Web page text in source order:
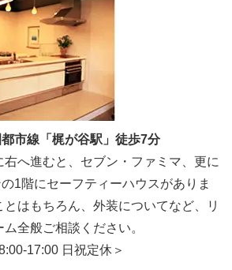
市線「梶が谷駅」徒歩7分
へ進むと、セブン・ファミマ、更に
1階にセーフティーハウスがありま
はもちろん、外装についてなど、リ
ム全般ご相談ください。
17:00 日祝定休＞